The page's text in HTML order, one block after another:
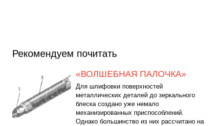
Рекомендуем почитать
«ВОЛШЕБНАЯ ПАЛОЧКА»
Для шлифовки поверхностей
металлических деталей до зеркального
блеска создано уже немало
механизированных приспособлений.
Однако большинство из них рассчитано на